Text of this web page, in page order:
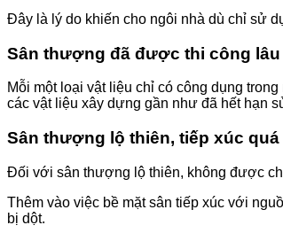
Đây là lý do khiến cho ngôi nhà dù chỉ sử
Sân thượng đã được thi công
Mỗi một loại vật liệu chỉ có công dụng
các vật liệu xây dựng gần như đã hết hạn
Sân thượng lộ thiên, tiếp xúc
Đối với sân thượng lộ thiên, không được
Thêm vào việc bề mặt sân tiếp xúc với
bị dột.